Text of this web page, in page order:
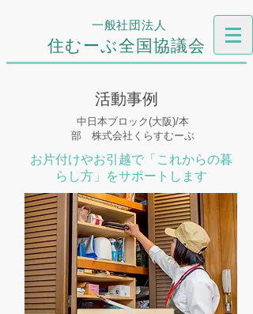
住むーぶ全国協議会
一般社団法人
活動事例
中日本ブロック(大阪)/本
部 株式会社くらすむーぶ
お片付けやお引越で「これからの暮
らし方」をサポートします